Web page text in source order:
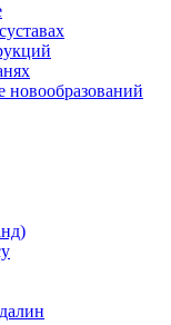
новообразований